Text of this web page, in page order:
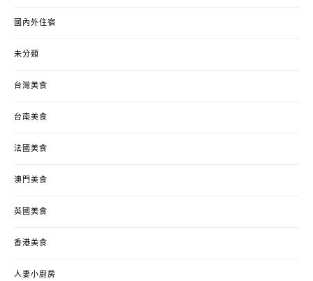
國內外住宿
未分類
台灣美食
台南美食
法國美食
澳門美食
英國美食
香港美食
人妻小廚房